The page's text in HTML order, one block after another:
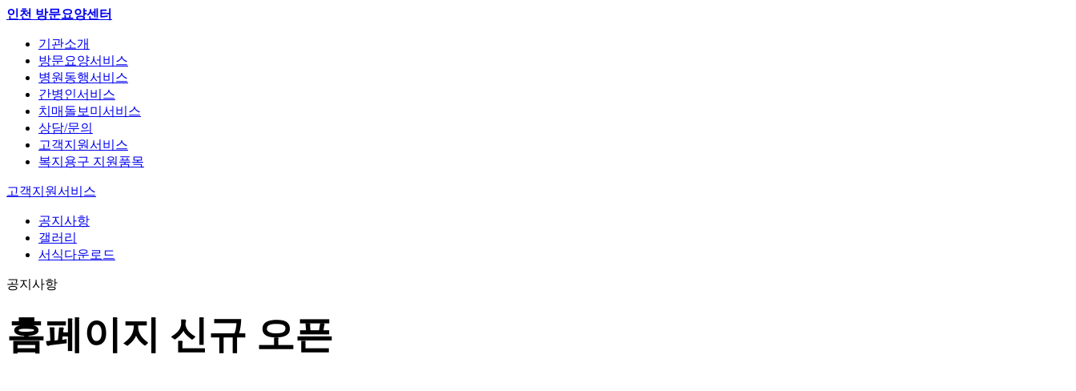
인천 방문요양센터
기관소개
방문요양서비스
병원동행서비스
간병인서비스
치매돌보미서비스
상담/문의
고객지원서비스
복지용구 지원품목
고객지원서비스
공지사항
갤러리
서식다운로드
공지사항
홈페이지 신규 오픈